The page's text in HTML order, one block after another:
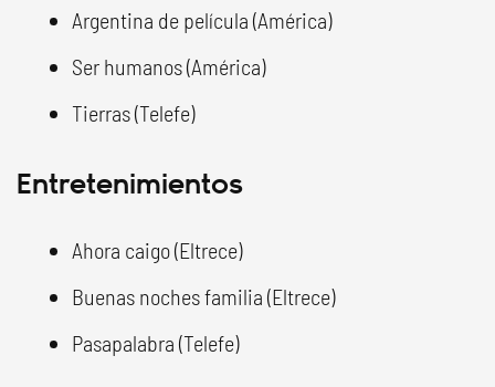
Argentina de película (América)
Ser humanos (América)
Tierras (Telefe)
Entretenimientos
Ahora caigo (Eltrece)
Buenas noches familia (Eltrece)
Pasapalabra (Telefe)